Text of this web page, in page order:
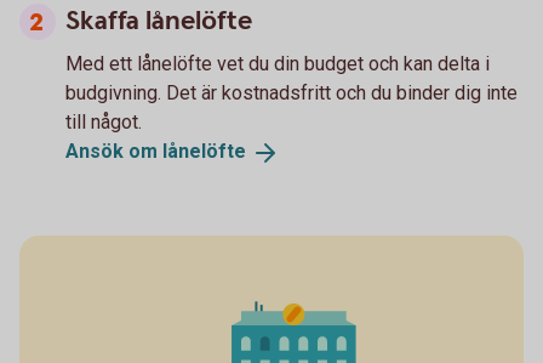
Skaffa lånelöfte
Med ett lånelöfte vet du din budget och kan delta i
budgivning. Det är kostnadsfritt och du binder dig inte
till något.
Ansök om lånelöfte